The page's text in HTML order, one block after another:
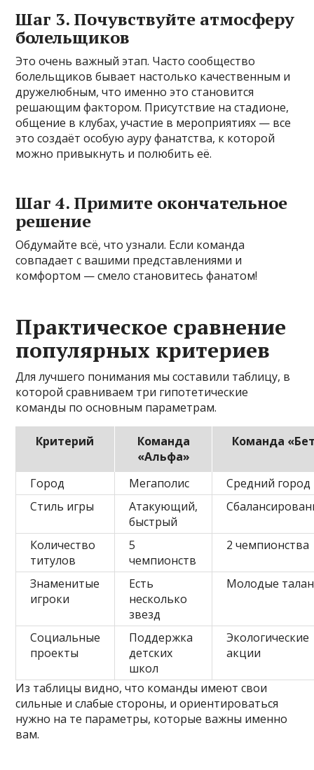
Шаг 3. Почувствуйте атмосферу
болельщиков
Это очень важный этап. Часто сообщество
болельщиков бывает настолько качественным и
дружелюбным, что именно это становится
решающим фактором. Присутствие на стадионе,
общение в клубах, участие в мероприятиях — все
это создаёт особую ауру фанатства, к которой
можно привыкнуть и полюбить её.
Шаг 4. Примите окончательное
решение
Обдумайте всё, что узнали. Если команда
совпадает с вашими представлениями и
комфортом — смело становитесь фанатом!
Практическое сравнение
популярных критериев
Для лучшего понимания мы составили таблицу, в
которой сравниваем три гипотетические
команды по основным параметрам.
Критерий
Команда
«Альфа»
Команда
Город Мегаполис
Средний город
Стиль игры
Атакующий,
быстрый
Количество
титулов
5
чемпионств
2 чемпионства
Знаменитые
игроки
Есть
несколько
звезд
Молодые
Социальные
проекты
Поддержка
детских
школ
Экологические
акции
Из таблицы видно, что команды имеют свои
сильные и слабые стороны, и ориентироваться
нужно на те параметры, которые важны именно
вам.